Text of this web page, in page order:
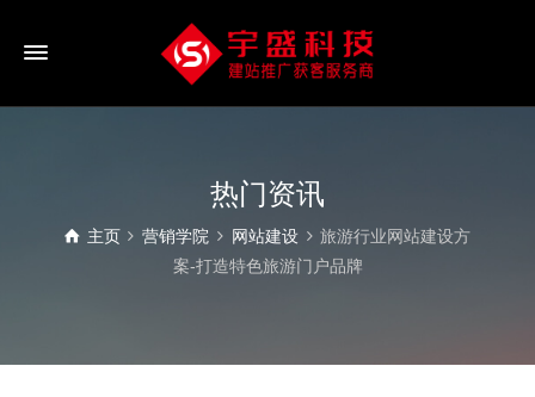
热门资讯
主页 营销学院 网站建设
旅游行业网站建设方
案-打造特色旅游门户品牌